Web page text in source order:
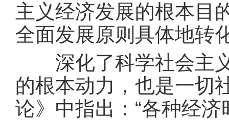
主义经济发展的根本目
全面发展原则具体地转
深化了科学社会主义
的根本动力，也是一切
论》中指出：“各种经